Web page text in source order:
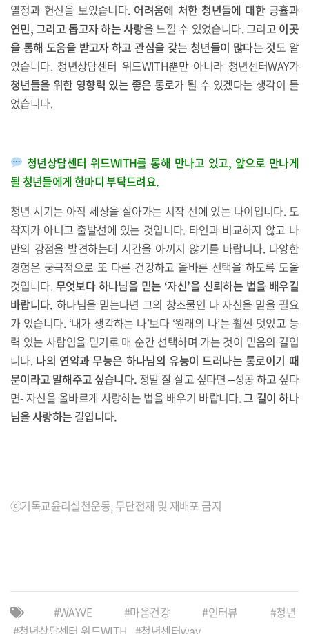
열정과 헌신을 보았습니다. 어려움에 처한 청년들에 대한 긍휼과
연민, 그리고 돕고자 하는 사랑을 느낄 수 있었습니다. 그리고 이곳
을 통해 도움을 받고자 하고 관심을 갖는 청년들이 많다는 것도 알
았습니다. 청년상담센터 위드WITH뿐만 아니라 청년센터WAY가
청년들을 위한 영향력 있는 좋은 통로가 될 수 있겠다는 생각이 들
었습니다.
청년상담센터 위드WITH를 통해 만나고 있고, 앞으로 만나게
될 청년들에게 한마디 부탁드려요.
청년 시기는 아직 세상을 살아가는 시작 선에 있는 나이입니다. 도
착지가 아니고 출발선에 있는 것입니다. 타인과 비교하지 않고 나
만의 강점을 발견하는데 시간을 아끼지 않기를 바랍니다. 다양한
경험은 궁극적으로 또 다른 건강하고 올바른 선택을 하도록 도울
것입니다. 무엇보다 하나님을 믿는 ‘자신’을 신뢰하는 법을 배우길
바랍니다. 하나님을 믿는다면 그의 창조물인 나 자신을 믿을 필요
가 있습니다. ‘내가 생각하는 나’보다 ‘원래의 나’는 훨씬 멋있고 능
력 있는 사람임을 믿기로 매 순간 선택하며 가는 것이 믿음의 길입
니다. 나의 연약과 무능은 하나님의 유능이 드러나는 통로이기 때
문이라고 말해주고 싶습니다. 정말 잘 살고 싶다면 –성공 하고 싶다
면- 자신을 올바르게 사랑하는 법을 배우기 바랍니다.그 길이 하나
님을 사랑하는 길입니다.
ⓒ기독교윤리실천운동, 무단전재 및 재배포 금지
WAYVE 마음건강 인터뷰
청년
청년상담센터 위드WITH
청년센터way